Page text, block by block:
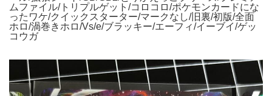
ムファイル/トリプルゲット/コロコロ/ポケモンカードにな
ったワケ/クイックスターター/マークなし/旧裏/初版/全面
ホロ/渦巻きホロ/Vs/e/ブラッキー/エーフィ/イーブイ/ゲッ
コウガ